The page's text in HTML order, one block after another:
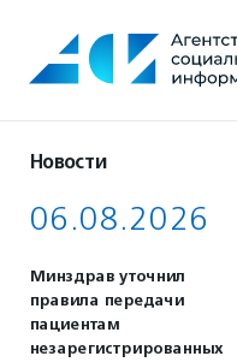
содержанию
Новости
06.08.2026
Минздрав уточнил
правила передачи
пациентам
незарегистрированных